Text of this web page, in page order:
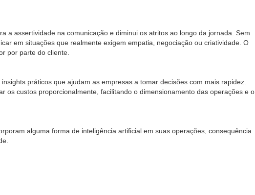
a assertividade na comunicação e diminui os atritos ao longo da jornada. Sem
em situações que realmente exigem empatia, negociação ou criatividade. O
por parte do cliente.
práticos que ajudam as empresas a tomar decisões com mais rapidez.
os custos proporcionalmente, facilitando o dimensionamento das operações e o
alguma forma de inteligência artificial em suas operações, consequência